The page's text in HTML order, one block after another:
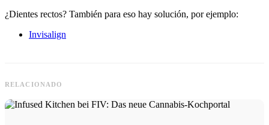
¿Dientes rectos? También para eso hay solución, por ejemplo:
Invisalign
RELACIONADO